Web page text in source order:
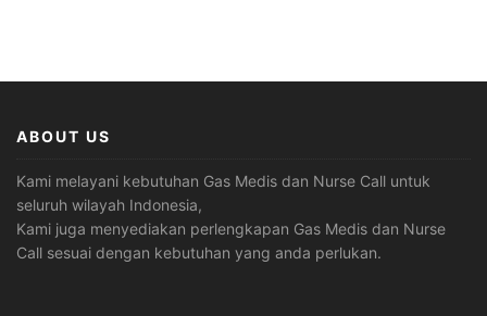
ABOUT US
Kami melayani kebutuhan Gas Medis dan Nurse Call untuk
seluruh wilayah Indonesia,
Kami juga menyediakan perlengkapan Gas Medis dan Nurse
Call sesuai dengan kebutuhan yang anda perlukan.